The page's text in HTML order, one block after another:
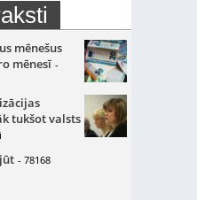
mēnešus
mēnesī -
tukšot valsts
- 78168